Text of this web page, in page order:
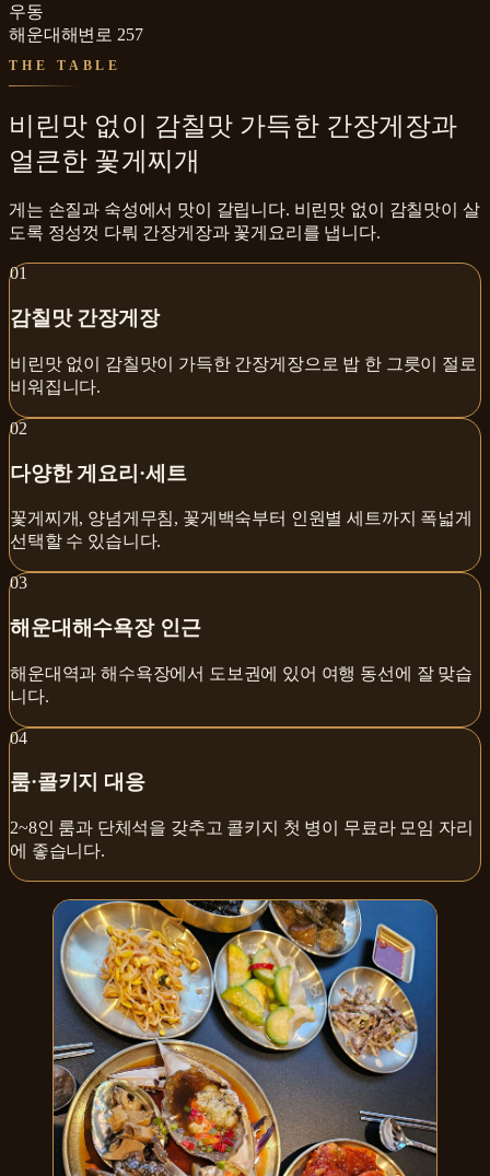
우동
해운대해변로 257
THE TABLE
비린맛 없이 감칠맛 가득한 간장게장과
얼큰한 꽃게찌개
게는 손질과 숙성에서 맛이 갈립니다. 비린맛 없이 감칠맛이 살
도록 정성껏 다뤄 간장게장과 꽃게요리를 냅니다.
01
감칠맛 간장게장
비린맛 없이 감칠맛이 가득한 간장게장으로 밥 한 그릇이 절로
비워집니다.
02
다양한 게요리·세트
꽃게찌개, 양념게무침, 꽃게백숙부터 인원별 세트까지 폭넓게
선택할 수 있습니다.
03
해운대해수욕장 인근
해운대역과 해수욕장에서 도보권에 있어 여행 동선에 잘 맞습
니다.
04
룸·콜키지 대응
2~8인 룸과 단체석을 갖추고 콜키지 첫 병이 무료라 모임 자리
에 좋습니다.